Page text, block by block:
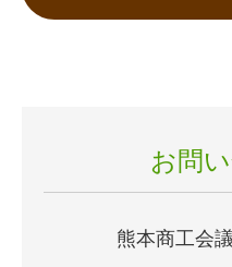
お問
熊本商工会